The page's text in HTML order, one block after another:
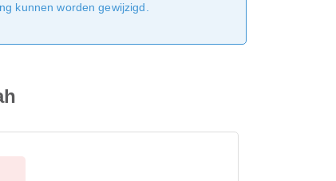
kunnen worden gewijzigd.